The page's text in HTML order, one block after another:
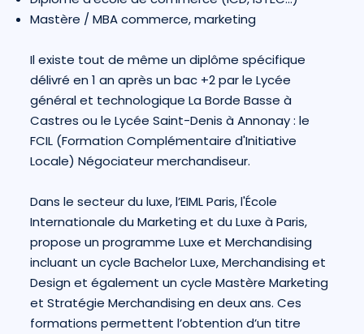
Mastère / MBA commerce, marketing
Il existe tout de même un diplôme spécifique
délivré en 1 an après un bac +2 par le Lycée
général et technologique La Borde Basse à
Castres ou le Lycée Saint-Denis à Annonay : le
FCIL (Formation Complémentaire d'Initiative
Locale) Négociateur merchandiseur.
Dans le secteur du luxe, l’EIML Paris, l'École
Internationale du Marketing et du Luxe à Paris,
propose un programme Luxe et Merchandising
incluant un cycleBachelor Luxe, Merchandising et
Designet également un cycleMastère Marketing
et Stratégie Merchandisingen deux ans. Ces
formations permettent l’obtention d’un titre